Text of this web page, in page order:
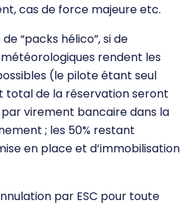
cas de force majeure etc.
“packs hélico”, si de
rendent les
(le pilote étant seul
total de la réservation seront
virement bancaire dans la
; les 50% restant
en place et d’immobilisation
par ESC pour toute